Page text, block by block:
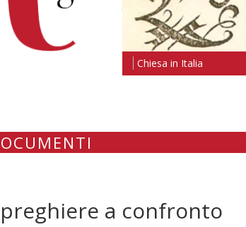
Chiesa in Italia
a confronto